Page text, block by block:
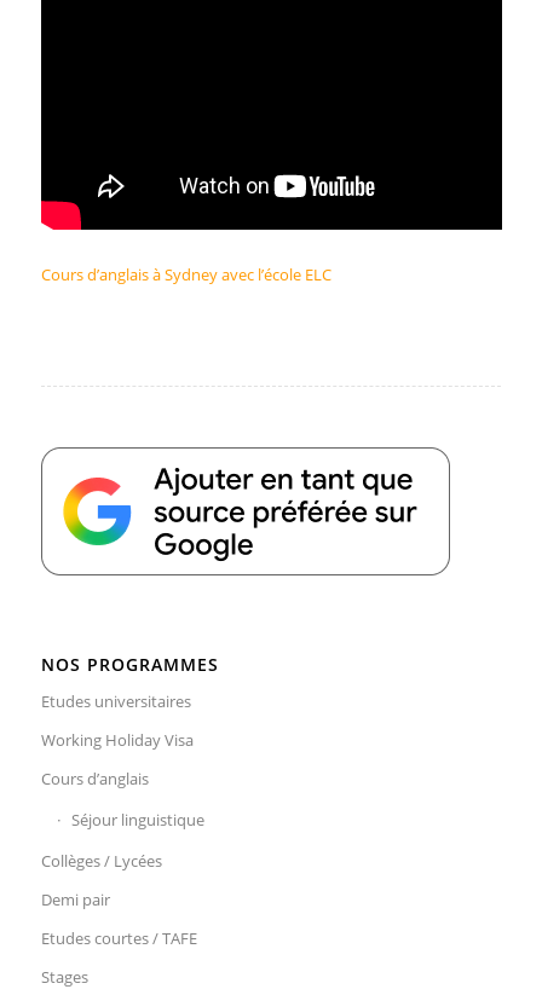
Cours d’anglais à Sydney avec l’école ELC
NOS PROGRAMMES
Etudes universitaires
Working Holiday Visa
Cours d’anglais
Séjour linguistique
Collèges / Lycées
Demi pair
Etudes courtes / TAFE
Stages